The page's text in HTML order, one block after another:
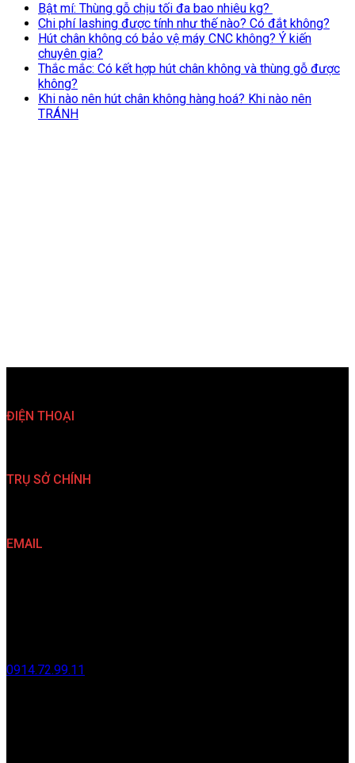
Bật mí: Thùng gỗ chịu tối đa bao nhiêu kg?
Chi phí lashing được tính như thế nào? Có đắt không?
Hút chân không có bảo vệ máy CNC không? Ý kiến
chuyên gia?
Thắc mắc: Có kết hợp hút chân không và thùng gỗ được
không?
Khi nào nên hút chân không hàng hoá? Khi nào nên
TRÁNH
ĐIỆN THOẠI
TRỤ SỞ CHÍNH
EMAIL
0914.72.99.11